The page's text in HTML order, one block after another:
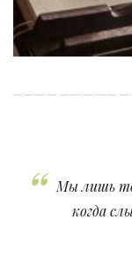
Мы лишь
когда